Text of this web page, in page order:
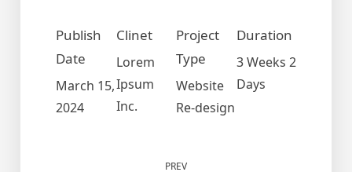
Publish
Date
March 15,
2024
Clinet
Lorem
Ipsum
Inc.
Project
Type
Website
Re-design
Duration
3 Weeks 2
Days
PREV